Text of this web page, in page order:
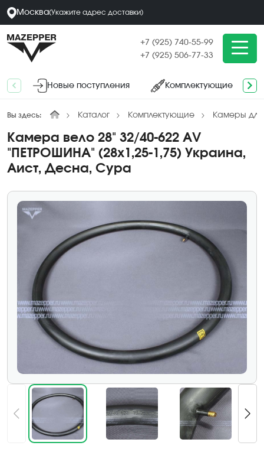
Москва(Укажите адрес доставки)
+7 (925) 740-55-99
+7 (925) 506-77-33
Новые поступления Комплектующие
Вы здесь: Каталог Комплектующие Камеры для
Камера вело 28" 32/40-622 AV
"ПЕТРОШИНА" (28х1,25-1,75) Украина,
Аист, Десна, Сура